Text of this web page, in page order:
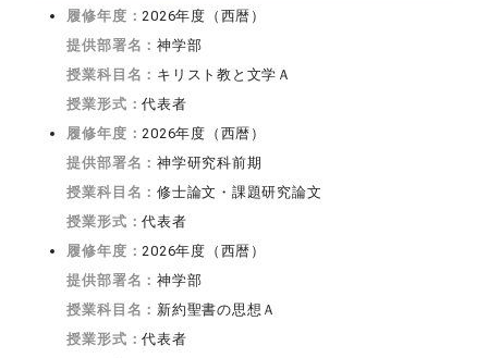
履修年度：2026年度（西暦）
提供部署名：神学部
授業科目名： キリスト教と文学Ａ
授業形式：代表者
履修年度：2026年度（西暦）
提供部署名：神学研究科前期
授業科目名：修士論文・課題研究論文
授業形式：代表者
履修年度：2026年度（西暦）
提供部署名：神学部
授業科目名： 新約聖書の思想Ａ
授業形式：代表者